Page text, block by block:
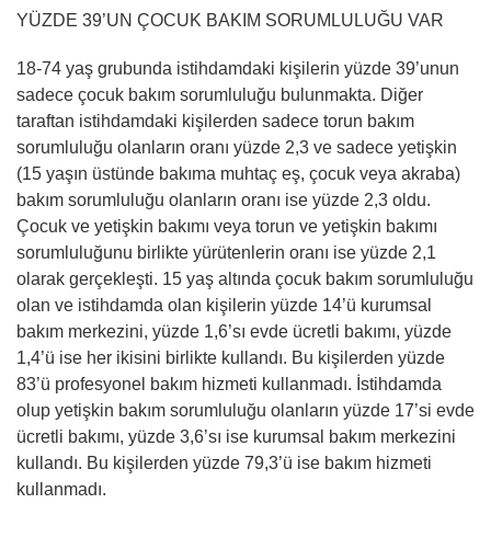
YÜZDE 39’UN ÇOCUK BAKIM SORUMLULUĞU VAR
18-74 yaş grubunda istihdamdaki kişilerin yüzde 39’unun
sadece çocuk bakım sorumluluğu bulunmakta. Diğer
taraftan istihdamdaki kişilerden sadece torun bakım
sorumluluğu olanların oranı yüzde 2,3 ve sadece yetişkin
(15 yaşın üstünde bakıma muhtaç eş, çocuk veya akraba)
bakım sorumluluğu olanların oranı ise yüzde 2,3 oldu.
Çocuk ve yetişkin bakımı veya torun ve yetişkin bakımı
sorumluluğunu birlikte yürütenlerin oranı ise yüzde 2,1
olarak gerçekleşti. 15 yaş altında çocuk bakım sorumluluğu
olan ve istihdamda olan kişilerin yüzde 14’ü kurumsal
bakım merkezini, yüzde 1,6’sı evde ücretli bakımı, yüzde
1,4’ü ise her ikisini birlikte kullandı. Bu kişilerden yüzde
83’ü profesyonel bakım hizmeti kullanmadı. İstihdamda
olup yetişkin bakım sorumluluğu olanların yüzde 17’si evde
ücretli bakımı, yüzde 3,6’sı ise kurumsal bakım merkezini
kullandı. Bu kişilerden yüzde 79,3’ü ise bakım hizmeti
kullanmadı.